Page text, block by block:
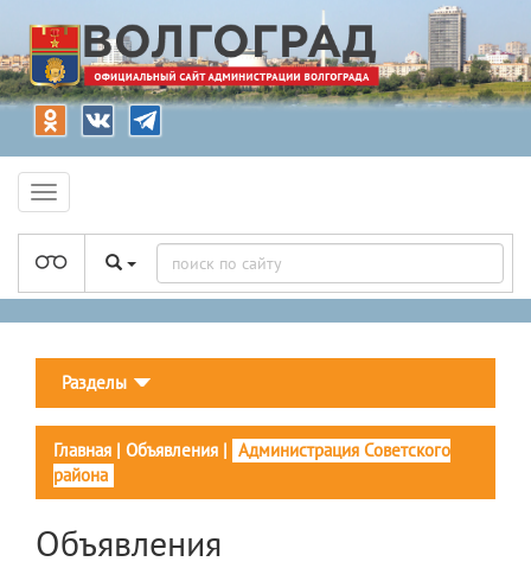
Разделы
Главная | Объявления | Администрация Советского
района
Объявления